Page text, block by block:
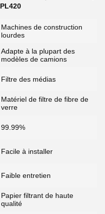
PL420
Machines de construction
lourdes
Adapte à la plupart des
modèles de camions
Filtre des médias
Matériel de filtre de fibre de
verre
99.99%
Facile à installer
Faible entretien
Papier filtrant de haute
qualité